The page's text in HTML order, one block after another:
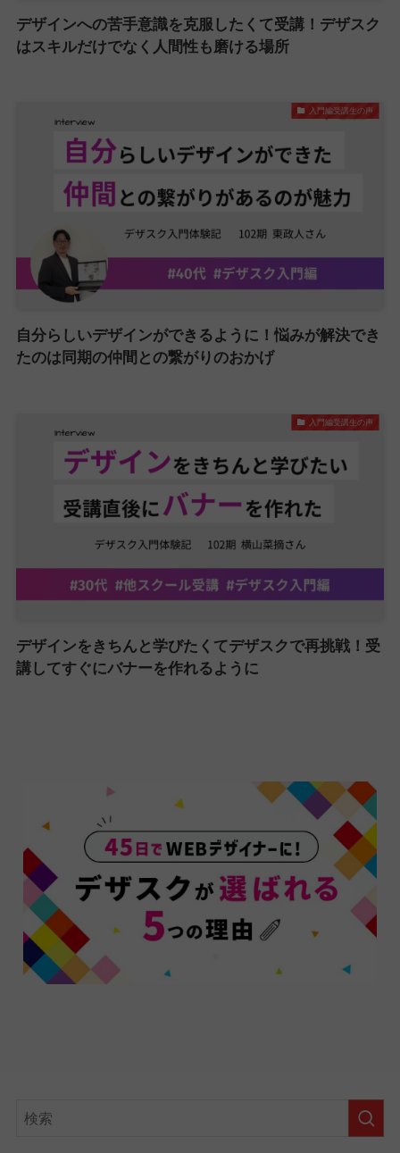
デザインへの苦手意識を克服したくて受講！デザスク
はスキルだけでなく人間性も磨ける場所
入門編受講生の声
自分らしいデザインができるように！悩みが解決でき
たのは同期の仲間との繋がりのおかげ
入門編受講生の声
デザインをきちんと学びたくてデザスクで再挑戦！受
講してすぐにバナーを作れるように